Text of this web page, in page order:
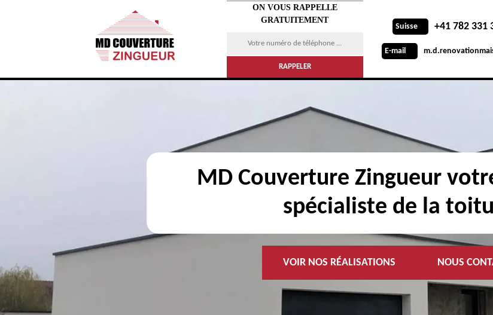
ON VOUS RAPPELLE
GRATUITEMENT
Suisse +41 782 331
E-mail
MD Couverture Zingueur
spécialiste de la
VOIR NOS RÉALISATIONS NOUS